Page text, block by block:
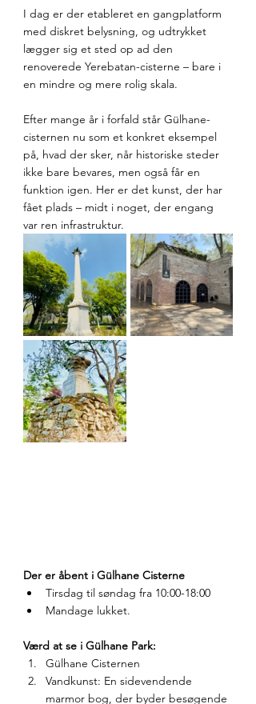
I dag er der etableret en gangplatform
med diskret belysning, og udtrykket
lægger sig et sted op ad den
renoverede Yerebatan-cisterne – bare i
en mindre og mere rolig skala.
Efter mange år i forfald står Gülhane-
cisternen nu som et konkret eksempel
på, hvad der sker, når historiske steder
ikke bare bevares, men også får en
funktion igen. Her er det kunst, der har
fået plads – midt i noget, der engang
var ren infrastruktur.
Der er åbent i Gülhane Cisterne
Tirsdag til søndag fra 10:00-18:00
Mandage lukket.
Værd at se i Gülhane Park:
Gülhane Cisternen
Vandkunst: En sidevendende
marmor bog, der byder besøgende